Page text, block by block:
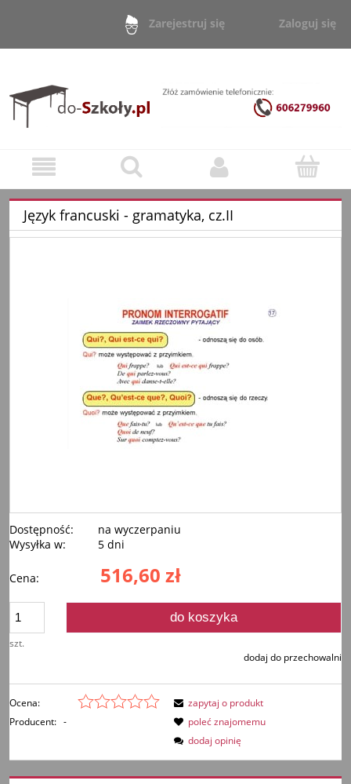
Zarejestruj się Zaloguj się
Język francuski - gramatyka, cz.II
Dostępność:
na wyczerpaniu
Wysyłka w:
5 dni
Cena: 516,60 zł
szt.
do koszyka
dodaj do przechowalni
Ocena:
Producent: -
zapytaj o produkt
poleć znajomemu
dodaj opinię